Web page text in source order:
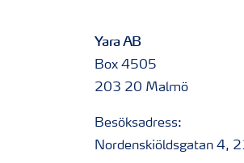
Yara AB
Box 4505
203 20 Malmö
Besöksadress:
Nordenskiöldsgatan 4,